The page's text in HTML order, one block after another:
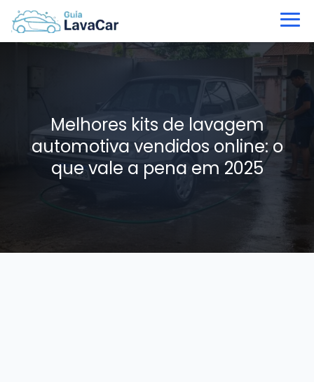
Melhores kits de lavagem
automotiva vendidos online: o
que vale a pena em 2025